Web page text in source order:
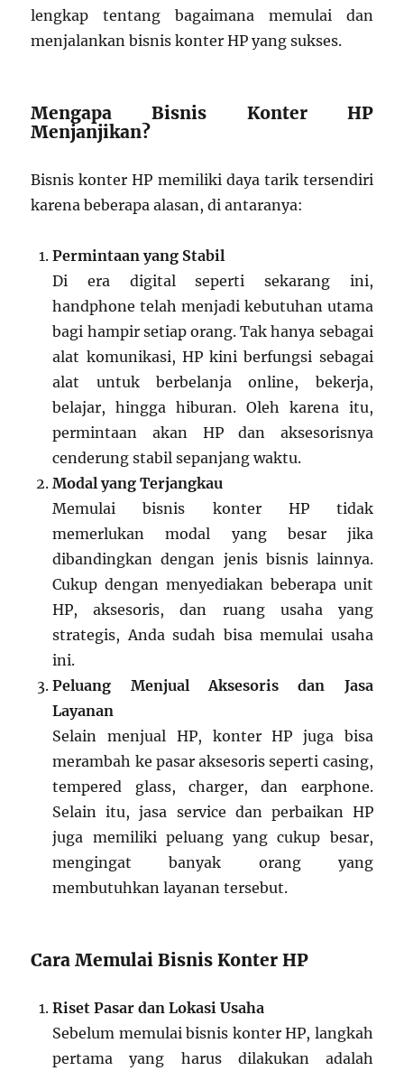
lengkap tentang bagaimana memulai dan
menjalankan bisnis konter HP yang sukses.
Mengapa Bisnis Konter HP
Menjanjikan?
Bisnis konter HP memiliki daya tarik tersendiri
karena beberapa alasan, di antaranya:
Permintaan yang Stabil
Di era digital seperti sekarang ini,
handphone telah menjadi kebutuhan utama
bagi hampir setiap orang. Tak hanya sebagai
alat komunikasi, HP kini berfungsi sebagai
alat untuk berbelanja online, bekerja,
belajar, hingga hiburan. Oleh karena itu,
permintaan akan HP dan aksesorisnya
cenderung stabil sepanjang waktu.
Modal yang Terjangkau
Memulai bisnis konter HP tidak
memerlukan modal yang besar jika
dibandingkan dengan jenis bisnis lainnya.
Cukup dengan menyediakan beberapa unit
HP, aksesoris, dan ruang usaha yang
strategis, Anda sudah bisa memulai usaha
ini.
Peluang Menjual Aksesoris dan Jasa
Layanan
Selain menjual HP, konter HP juga bisa
merambah ke pasar aksesoris seperti casing,
tempered glass, charger, dan earphone.
Selain itu, jasa service dan perbaikan HP
juga memiliki peluang yang cukup besar,
mengingat banyak orang yang
membutuhkan layanan tersebut.
Cara Memulai Bisnis Konter HP
Riset Pasar dan Lokasi Usaha
Sebelum memulai bisnis konter HP, langkah
pertama yang harus dilakukan adalah